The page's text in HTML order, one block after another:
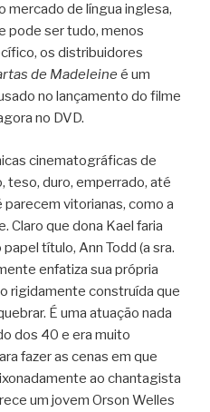
mercado de língua inglesa,
pode ser tudo, menos
os distribuidores
de Madeleine é um
no lançamento do filme
no DVD.
cinematográficas de
teso, duro, emperrado, até
vitorianas, como a
Claro que dona Kael faria
título, Ann Todd (a sra.
enfatiza sua própria
rigidamente construída que
É uma atuação nada
dos 40 e era muito
fazer as cenas em que
ao chantagista
um jovem Orson Welles